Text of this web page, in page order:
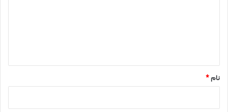
نام*